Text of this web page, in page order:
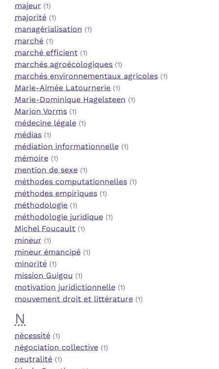
majeur (1)
majorité (1)
managérialisation (1)
marché (1)
marché efficient (1)
marchés agroécologiques (1)
marchés environnementaux agricoles (1)
Marie-Aimée Latournerie (1)
Marie-Dominique Hagelsteen (1)
Marion Vorms (1)
médecine légale (1)
médias (1)
médiation informationnelle (1)
mémoire (1)
mention de sexe (1)
méthodes computationnelles (1)
méthodes empiriques (1)
méthodologie (1)
méthodologie juridique (1)
Michel Foucault (1)
mineur (1)
mineur émancipé (1)
minorité (1)
mission Guigou (1)
motivation juridictionnelle (1)
mouvement droit et littérature (1)
N
nécessité (1)
négociation collective (1)
neutralité (1)